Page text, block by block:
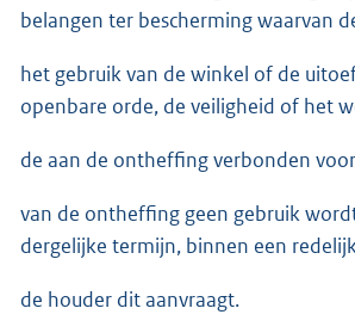
belangen ter bescherming waarvan
het gebruik van de winkel of de
openbare orde, de veiligheid of het
de aan de ontheffing verbonden
van de ontheffing geen gebruik
dergelijke termijn, binnen een
de houder dit aanvraagt.